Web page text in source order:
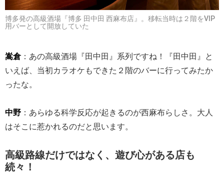
博多発の高級酒場『博多 田中田 西麻布店』。移転当時は２階をVIP
用バーとして開放していた
嵩倉：あの高級酒場『田中田』系列ですね！『田中田』と
いえば、当初カラオケもできた２階のバーに行ってみたか
ったな。
中野 ：あらゆる科学反応が起きるのが西麻布らしさ。大人
はそこに惹かれるのだと思います。
高級路線だけではなく、遊び心がある店も
続々！